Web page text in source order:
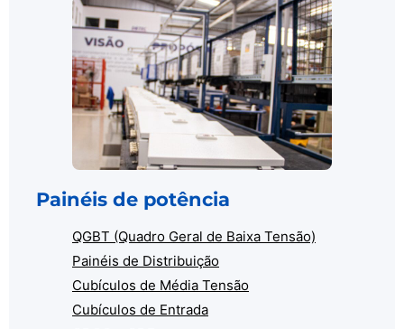
Painéis de potência
QGBT (Quadro Geral de Baixa Tensão)
Painéis de Distribuição
Cubículos de Média Tensão
Cubículos de Entrada